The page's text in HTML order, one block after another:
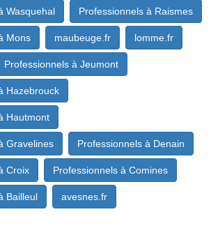
Wasquehal Professionnels à Raismes
Mons maubeuge.fr lomme.fr
Professionnels à Jeumont
Hazebrouck
Hautmont
Gravelines Professionnels à Denain
Croix Professionnels à Comines
Bailleul avesnes.fr